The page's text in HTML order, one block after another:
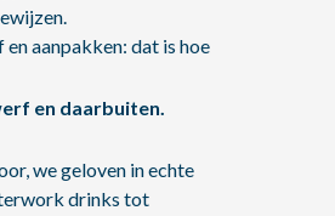
aanpakken: dat is hoe
en daarbuiten.
we geloven in echte
drinks tot